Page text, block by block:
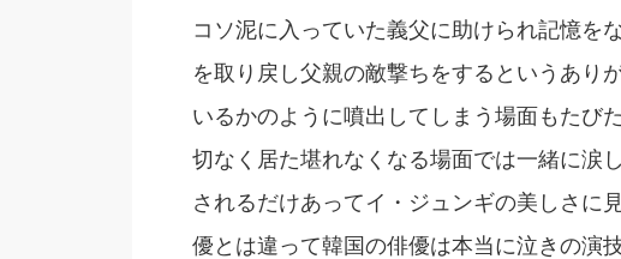
コソ泥に入っていた義父に助けられ記憶を
を取り戻し父親の敵撃ちをするというあり
いるかのように噴出してしまう場面もたび
切なく居た堪れなくなる場面では一緒に涙
されるだけあってイ・ジュンギの美しさに
優とは違って韓国の俳優は本当に泣きの演